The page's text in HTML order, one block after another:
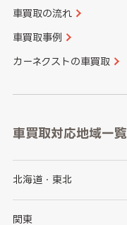
車買取の流れ
車買取事例
カーネクストの車買取
車買取対応地域一覧
北海道・東北
北海道
関東